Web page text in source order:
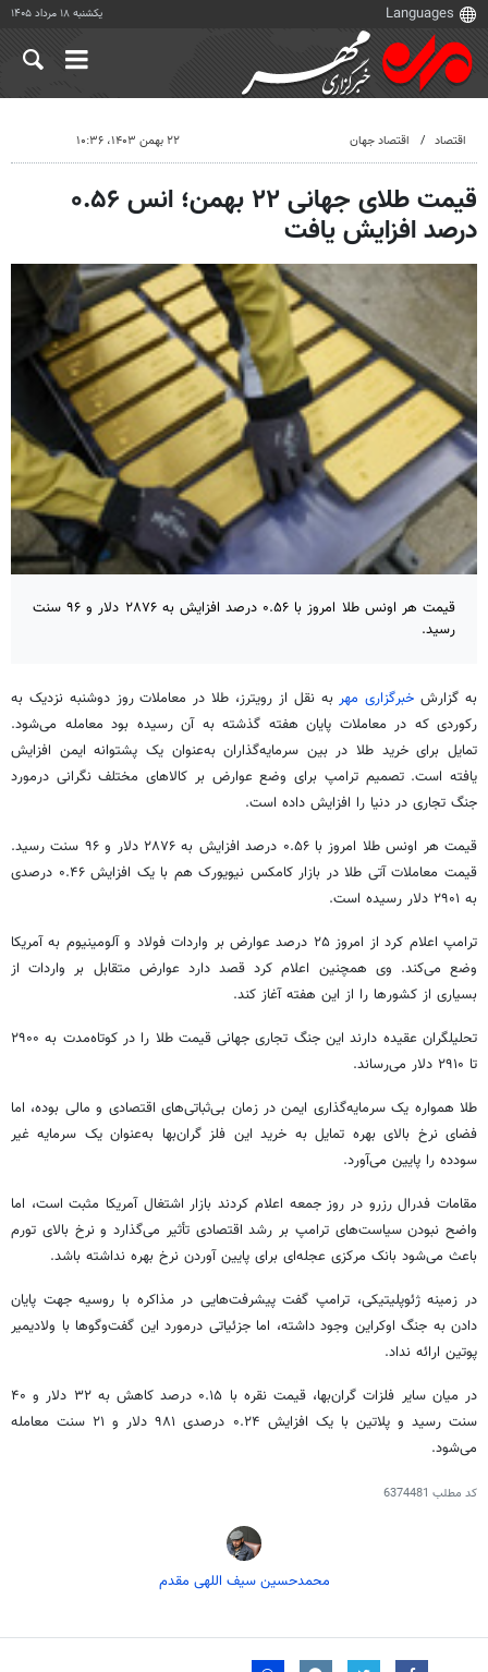
یکشنبه ۱۸ مرداد ۱۴۰۵
اقتصاد اقتصاد جهان ۲۲ بهمن ۱۴۰۳، ۱۰:۳۶
قیمت طلای جهانی ۲۲ بهمن؛ انس ۰.۵۶
درصد افزایش یافت
قیمت هر اونس طلا امروز با ۰.۵۶ درصد افزایش به ۲۸۷۶ دلار و ۹۶ سنت
رسید.
به گزارش خبرگزاری مهربه نقل از رویترز، طلا در معاملات روز دوشنبه نزدیک به
رکوردی که در معاملات پایان هفته گذشته به آن رسیده بود معامله می‌شود.
تمایل برای خرید طلا در بین سرمایه‌گذاران به‌عنوان یک پشتوانه ایمن افزایش
یافته است. تصمیم ترامپ برای وضع عوارض بر کالاهای مختلف نگرانی درمورد
جنگ تجاری در دنیا را افزایش داده است.
قیمت هر اونس طلا امروز با ۰.۵۶ درصد افزایش به ۲۸۷۶ دلار و ۹۶ سنت رسید.
قیمت معاملات آتی طلا در بازارکامکس
نیویورک هم با یک افزایش ۰.۴۶ درصدی
به ۲۹۰۱ دلار رسیده است.
ترامپ اعلام کرد از امروز ۲۵ درصد عوارض بر واردات فولاد و آلومینیوم به آمریکا
وضع می‌کند. وی همچنین اعلام کرد قصد دارد عوارض متقابل بر واردات از
بسیاری از کشورها را از این هفته آغاز کند.
تحلیلگران عقیده دارند این جنگ تجاری جهانی قیمت طلا را در کوتاه‌مدت به ۲۹۰۰
تا ۲۹۱۰ دلار می‌رساند.
طلا همواره یک سرمایه‌گذاری ایمن در زمان بی‌ثباتی‌های اقتصادی و مالی بوده، اما
فضای نرخ بالای بهره تمایل به خرید این فلز گران‌بها به‌عنوان یک سرمایه غیر
سودده را پایین می‌آورد.
مقامات فدرال رزرو در روز جمعه اعلام کردند بازار اشتغال آمریکا مثبت است، اما
واضح نبودن سیاست‌های ترامپ بر رشد اقتصادی تأثیر می‌گذارد و نرخ بالای تورم
باعث می‌شود بانک مرکزی عجله‌ای برای پایین آوردن نرخ بهره نداشته باشد.
در زمینه ژئوپلیتیکی، ترامپ گفت پیشرفت‌هایی در مذاکره با روسیه جهت پایان
دادن به جنگ اوکراین وجود داشته، اما جزئیاتی درمورد این گفت‌وگوها با ولادیمیر
پوتین ارائه نداد.
در میان سایر فلزات گران‌بها، قیمت نقره با ۰.۱۵ درصد کاهش به ۳۲ دلار و ۴۰
سنت رسید و پلاتین با یک افزایش ۰.۲۴ درصدی ۹۸۱ دلار و ۲۱ سنت معامله
می‌شود.
کد مطلب 6374481
محمدحسین سیف اللهی مقدم